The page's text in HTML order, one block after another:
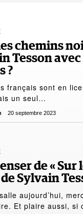
chemins
Tesson
?
français sont en
un seul…
20 septembre 2023
de «
Sylvain
aujourd’hui,
Et plaire aussi, si